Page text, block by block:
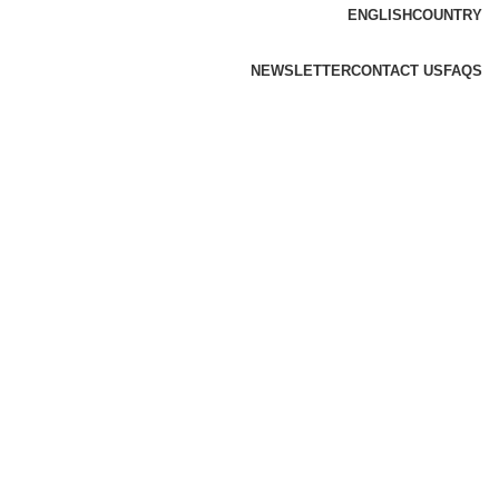
ENGLISHCOUNTRY
NEWSLETTERCONTACT US FAQS